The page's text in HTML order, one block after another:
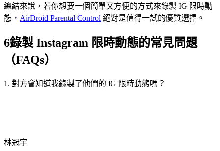
總結來說，若你想要一個簡單又方便的方式來錄製 IG 限時動
態， AirDroid Parental Control 絕對是值得一試的優質選擇。
6錄製 Instagram 限時動態的常見問題
（FAQs）
1. 對方會知道我錄製了他們的 IG 限時動態嗎？
林冠宇